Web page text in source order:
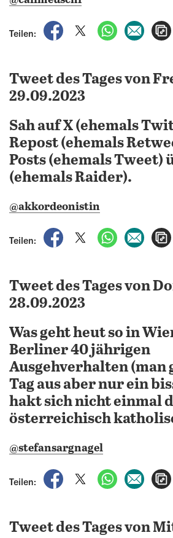
Teilen:
auf Facebook teilen
auf X teilen
per per
Tweet des Tages von
29.09.2023
Sah auf X (ehemals
Repost (ehemals
Posts (ehemals Tweet)
(ehemals Raider).
@akkordeonistin
Teilen:
auf Facebook teilen
auf X teilen
per per
Tweet des Tages von
28.09.2023
Was geht heut so in
Berliner 40 jährigen
Ausgehverhalten (man
Tag aus aber nur ein
hakt sich nicht einmal
österreichisch
@stefansargnagel
Teilen:
auf Facebook teilen
auf X teilen
per per
Tweet des Tages von